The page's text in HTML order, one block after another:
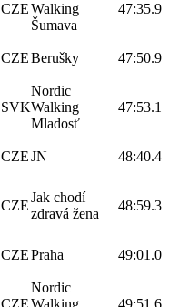
CZEWalking
Šumava
47:35.9
CZEBerušky 47:50.9
SVK
Nordic
Walking
Mladosť
47:53.1
CZEJN 48:40.4
CZE
Jak chodí
zdravá žena
48:59.3
CZEPraha 49:01.0
Nordic